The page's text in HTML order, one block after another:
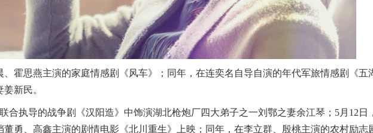
、霍思燕主演的家庭情感剧《风车》；同年，在连奕名自导自演的年代军旅情感剧《五
新民。
合执导的战争剧《汉阳造》中饰演湖北枪炮厂四大弟子之一刘鄂之妻余江琴；5月12日
勇、高鑫主演的剧情电影《北川重生》上映；同年，在李立群、殷桃主演的农村励志